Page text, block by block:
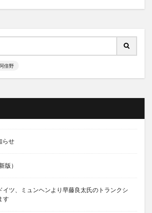
倍野
らせ
版）
イツ、ミュンヘンより早藤良太氏のトランクシ
す